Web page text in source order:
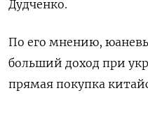
Дудченко.
По его мнению,
больший доход при
прямая покупка